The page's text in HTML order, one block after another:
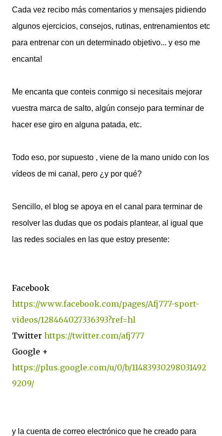
Cada vez recibo más comentarios y mensajes pidiendo
algunos ejercicios, consejos, rutinas, entrenamientos etc
para entrenar con un determinado objetivo... y eso me
encanta!
Me encanta que conteis conmigo si necesitais mejorar
vuestra marca de salto, algún consejo para terminar de
hacer ese giro en alguna patada, etc.
Todo eso, por supuesto , viene de la mano unido con los
vídeos de mi canal, pero ¿y por qué?
Sencillo, el blog se apoya en el canal para terminar de
resolver las dudas que os podais plantear, al igual que
las redes sociales en las que estoy presente:
Facebook
https://www.facebook.com/pages/Afj777-sport-
videos/128464027336393?ref=hl
Twitter https://twitter.com/afj777
Google +
https://plus.google.com/u/0/b/11483930298031492
9209/
y la cuenta de correo electrónico que he creado para